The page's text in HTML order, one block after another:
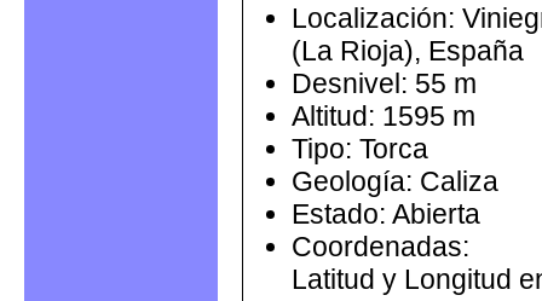
Localización:
(La Rioja), España
Desnivel: 55 m
Altitud: 1595 m
Tipo: Torca
Geología: Caliza
Estado: Abierta
Coordenadas:
Latitud y Longitud